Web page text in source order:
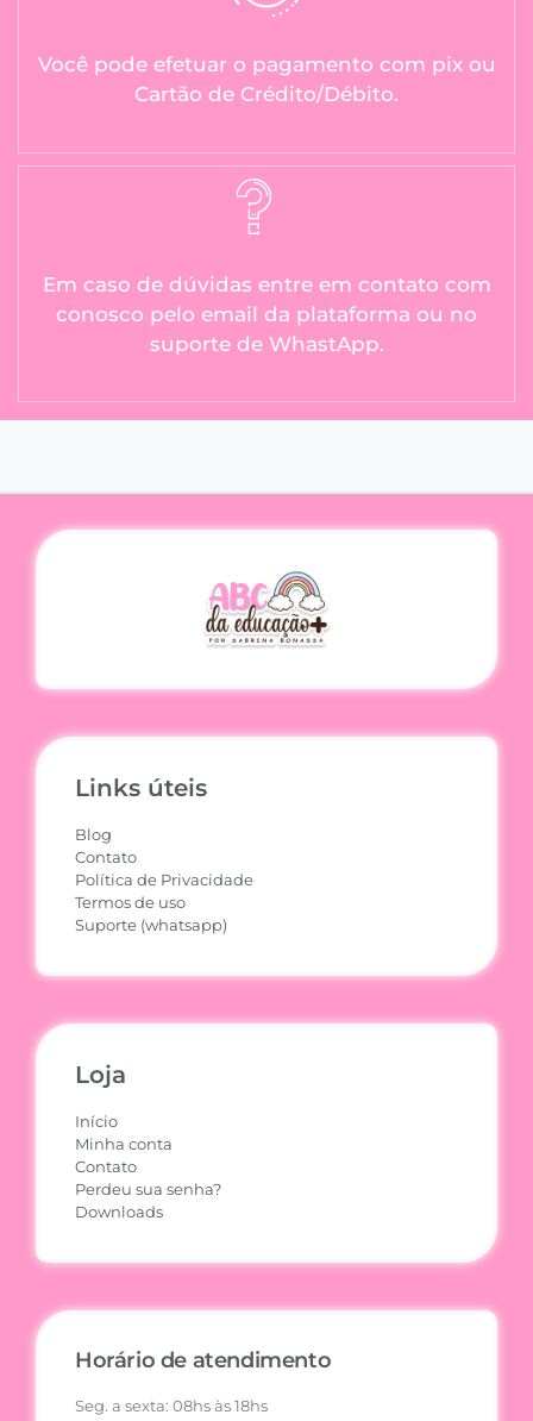
Você pode efetuar o pagamento com pix ou
Cartão de Crédito/Débito.
Em caso de dúvidas entre em contato com
conosco pelo email da plataforma ou no
suporte de WhastApp.
Links úteis
Blog
Contato
Política de Privacidade
Termos de uso
Suporte (whatsapp)
Loja
Início
Minha conta
Contato
Perdeu sua senha?
Downloads
Horário de atendimento
Seg. a sexta: 08hs às 18hs